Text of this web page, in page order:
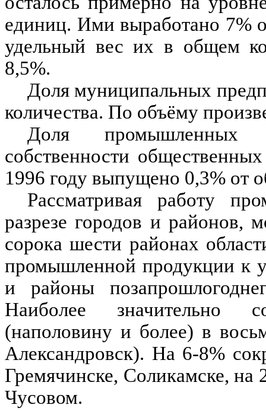
единиц. Ими выработано 7%
удельный вес их в общем
8,5%.
Доля муниципальных
количества. По объёму
Доля промышленных
собственности
1996 году выпущено 0,3% от
Рассматривая работу
разрезе городов и районов,
сорока шести районах
промышленной продукции к
и районы
Наиболее значительно
(наполовину и более) в
Александровск). На 6-8%
Гремячинске, Соликамске,
Чусовом.